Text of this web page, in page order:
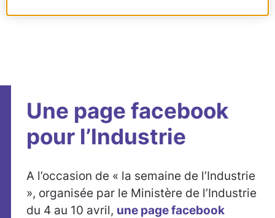
Une page facebook
pour l’Industrie
A l’occasion de « la semaine de l’Industrie
», organisée par le Ministère de l’Industrie
du 4 au 10 avril, une page facebook